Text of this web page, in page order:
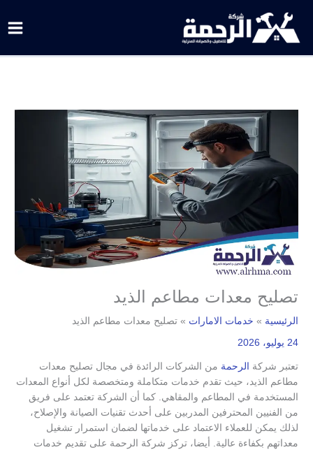
المحتوى
تصليح معدات مطاعم الذيد
الرئيسية خدمات الامارات تصليح معدات مطاعم الذيد
24 يوليو، 2026
تعتبر شركة الرحمة من الشركات الرائدة في مجال تصليح معدات
مطاعم الذيد، حيث تقدم خدمات متكاملة ومتخصصة لكل أنواع المعدات
المستخدمة في المطاعم والمقاهي. كما أن الشركة تعتمد على فريق
من الفنيين المحترفين المدربين على أحدث تقنيات الصيانة والإصلاح،
لذلك يمكن للعملاء الاعتماد على خدماتها لضمان استمرار تشغيل
معداتهم بكفاءة عالية. أيضا، تركز شركة الرحمة على تقديم خدمات